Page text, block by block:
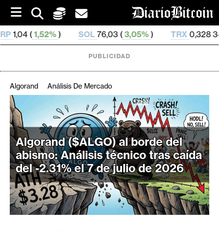
i
p
t
o
SOL76,03 (3,05% ) TRX0,328 345 ( 0,14%)
r
p
t
o
M
e
r
PUBLICIDAD
Algorand Análisis De Mercado
Algorand ($ALGO) al borde del
abismo: Análisis técnico tras caída
del -2.31% el 7 de julio de 2026